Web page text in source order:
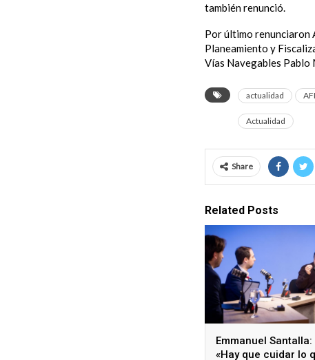
también renunció.
Por último renunciaron
Planeamiento y
Vías Navegables
actualidad AFI
Actualidad
Share
Related Posts
Emmanuel Santalla:
«Hay que cuidar lo